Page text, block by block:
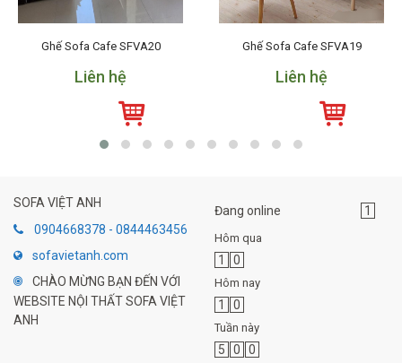
Ghế Sofa Cafe SFVA20
Liên hệ
Ghế Sofa Cafe SFVA19
Liên hệ
SOFA VIỆT ANH
0904668378 - 0844463456
sofavietanh.com
CHÀO MỪNG BẠN ĐẾN VỚI
WEBSITE NỘI THẤT SOFA VIỆT
ANH
Đang online 1
Hôm qua
1 0
Hôm nay
1 0
Tuần này
5 0 0